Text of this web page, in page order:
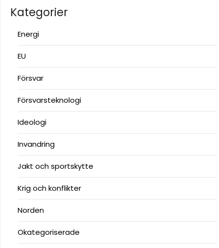
Kategorier
Energi
EU
Försvar
Försvarsteknologi
Ideologi
Invandring
Jakt och sportskytte
Krig och konflikter
Norden
Okategoriserade